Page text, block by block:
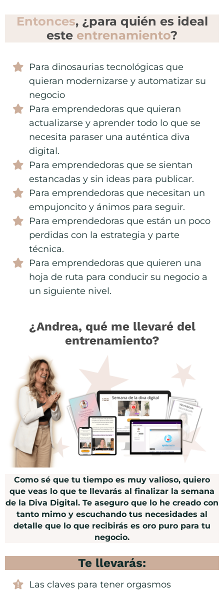
Entonces, ¿para quién es ideal
este entrenamiento?
Para dinosaurias tecnológicas que
quieran modernizarse y automatizar su
negocio
Para emprendedoras que quieran
actualizarse y aprender todo lo que se
necesita paraser una auténtica diva
digital.
Para emprendedoras que se sientan
estancadas y sin ideas para publicar.
Para emprendedoras que necesitan un
empujoncito y ánimos para seguir.
Para emprendedoras que están un poco
perdidas con la estrategia y parte
técnica.
Para emprendedoras que quieren una
hoja de ruta para conducir su negocio a
un siguiente nivel.
¿Andrea, qué me llevaré del
entrenamiento?
Como sé que tu tiempo es muy valioso, quiero
que veas lo que te llevarás al finalizar la semana
de la Diva Digital. Te aseguro que lo he creado con
tanto mimo y escuchando tus necesidades al
detalle que lo que recibirás es oro puro para tu
negocio.
Te llevarás:
Las claves para tener orgasmos